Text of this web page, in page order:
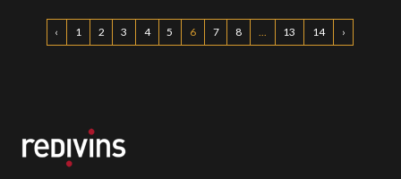
‹ 1 2 3 4 5 6 7 8 ... 13 14 ›